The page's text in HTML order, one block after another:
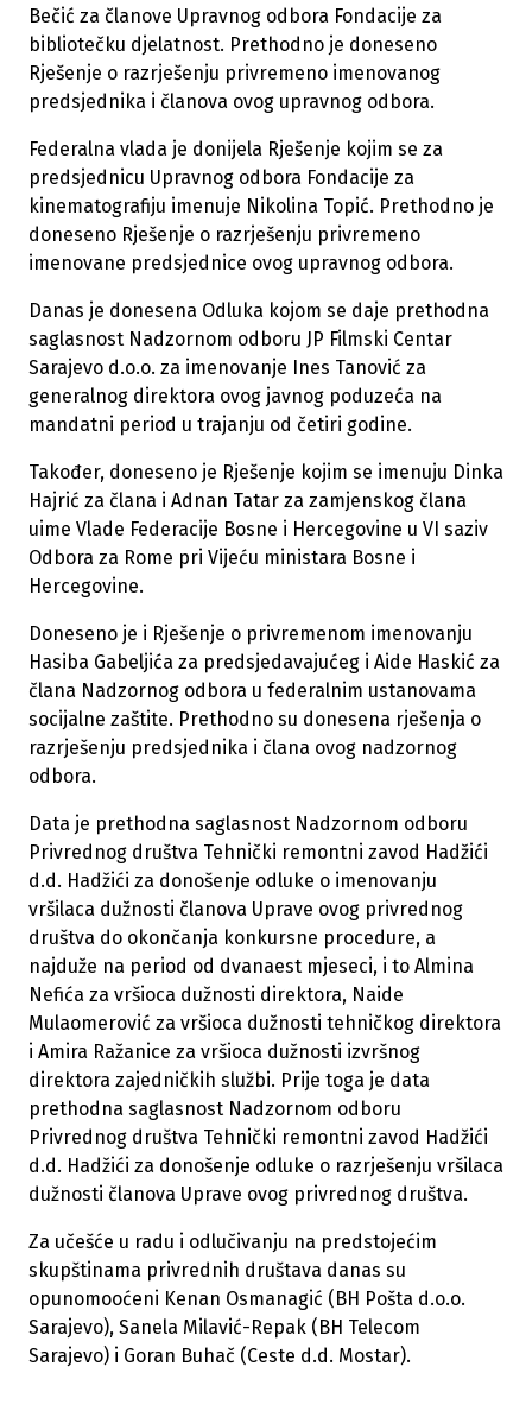
Bečić za članove Upravnog odbora Fondacije za
bibliotečku djelatnost. Prethodno je doneseno
Rješenje o razrješenju privremeno imenovanog
predsjednika i članova ovog upravnog odbora.
Federalna vlada je donijela Rješenje kojim se za
predsjednicu Upravnog odbora Fondacije za
kinematografiju imenuje Nikolina Topić. Prethodno je
doneseno Rješenje o razrješenju privremeno
imenovane predsjednice ovog upravnog odbora.
Danas je donesena Odluka kojom se daje prethodna
saglasnost Nadzornom odboru JP Filmski Centar
Sarajevo d.o.o. za imenovanje Ines Tanović za
generalnog direktora ovog javnog poduzeća na
mandatni period u trajanju od četiri godine.
Također, doneseno je Rješenje kojim se imenuju Dinka
Hajrić za člana i Adnan Tatar za zamjenskog člana
uime Vlade Federacije Bosne i Hercegovine u VI saziv
Odbora za Rome pri Vijeću ministara Bosne i
Hercegovine.
Doneseno je i Rješenje o privremenom imenovanju
Hasiba Gabeljića za predsjedavajućeg i Aide Haskić za
člana Nadzornog odbora u federalnim ustanovama
socijalne zaštite. Prethodno su donesena rješenja o
razrješenju predsjednika i člana ovog nadzornog
odbora.
Data je prethodna saglasnost Nadzornom odboru
Privrednog društva Tehnički remontni zavod Hadžići
d.d. Hadžići za donošenje odluke o imenovanju
vršilaca dužnosti članova Uprave ovog privrednog
društva do okončanja konkursne procedure, a
najduže na period od dvanaest mjeseci, i to Almina
Nefića za vršioca dužnosti direktora, Naide
Mulaomerović za vršioca dužnosti tehničkog direktora
i Amira Ražanice za vršioca dužnosti izvršnog
direktora zajedničkih službi. Prije toga je data
prethodna saglasnost Nadzornom odboru
Privrednog društva Tehnički remontni zavod Hadžići
d.d. Hadžići za donošenje odluke o razrješenju vršilaca
dužnosti članova Uprave ovog privrednog društva.
Za učešće u radu i odlučivanju na predstojećim
skupštinama privrednih društava danas su
opunomooćeni Kenan Osmanagić (BH Pošta d.o.o.
Sarajevo), Sanela Milavić-Repak (BH Telecom
Sarajevo) i Goran Buhač (Ceste d.d. Mostar).